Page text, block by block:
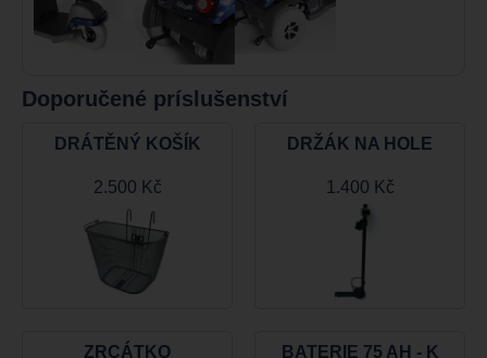
Doporučené príslušenství
DRÁTĚNÝ KOŠÍK
2.500 Kč
DRŽÁK NA HOLE
1.400 Kč
ZRCÁTKO
BATERIE 75 AH - K